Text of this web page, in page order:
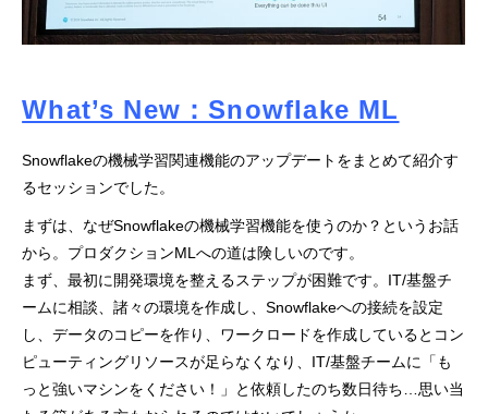
What’s New：Snowflake ML
Snowflakeの機械学習関連機能のアップデートをまとめて紹介す
るセッションでした。
まずは、なぜSnowflakeの機械学習機能を使うのか？というお話
から。プロダクションMLへの道は険しいのです。
まず、最初に開発環境を整えるステップが困難です。IT/基盤チ
ームに相談、諸々の環境を作成し、Snowflakeへの接続を設定
し、データのコピーを作り、ワークロードを作成しているとコン
ピューティングリソースが足らなくなり、IT/基盤チームに「も
っと強いマシンをください！」と依頼したのち数日待ち…思い当